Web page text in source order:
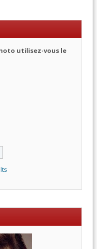
utilisez-vous le